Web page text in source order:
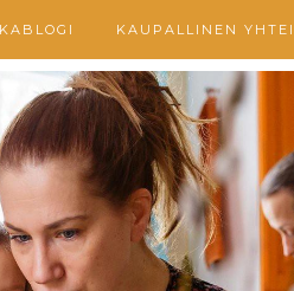
KAUPALLINEN